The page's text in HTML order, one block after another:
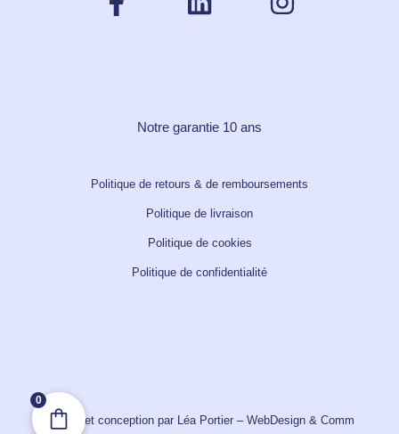
Notre garantie 10 ans
Politique de retours & de remboursements
Politique de livraison
Politique de cookies
Politique de confidentialité
Design et conception par Léa Portier – WebDesign & Comm
0